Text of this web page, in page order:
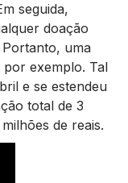
seguida,
doação
uma
por exemplo. Tal
e se estendeu
total de 3
de reais.